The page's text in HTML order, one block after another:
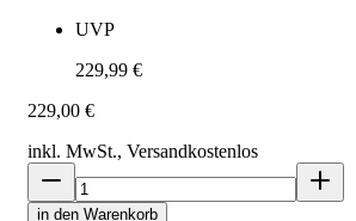
UVP
229,99 €
229,00 €
inkl. MwSt., Versandkostenlos
in den Warenkorb